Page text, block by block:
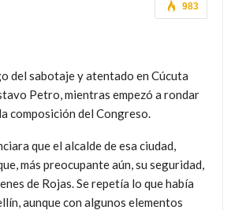
983
del sabotaje y atentado en Cúcuta
Petro, mientras empezó a rondar
composición del Congreso.
que el alcalde de esa ciudad,
más preocupante aún, su seguridad,
de Rojas. Se repetía lo que había
aunque con algunos elementos